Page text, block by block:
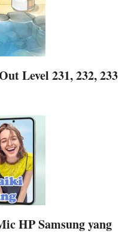
Level 231, 232, 233
HP Samsung yang